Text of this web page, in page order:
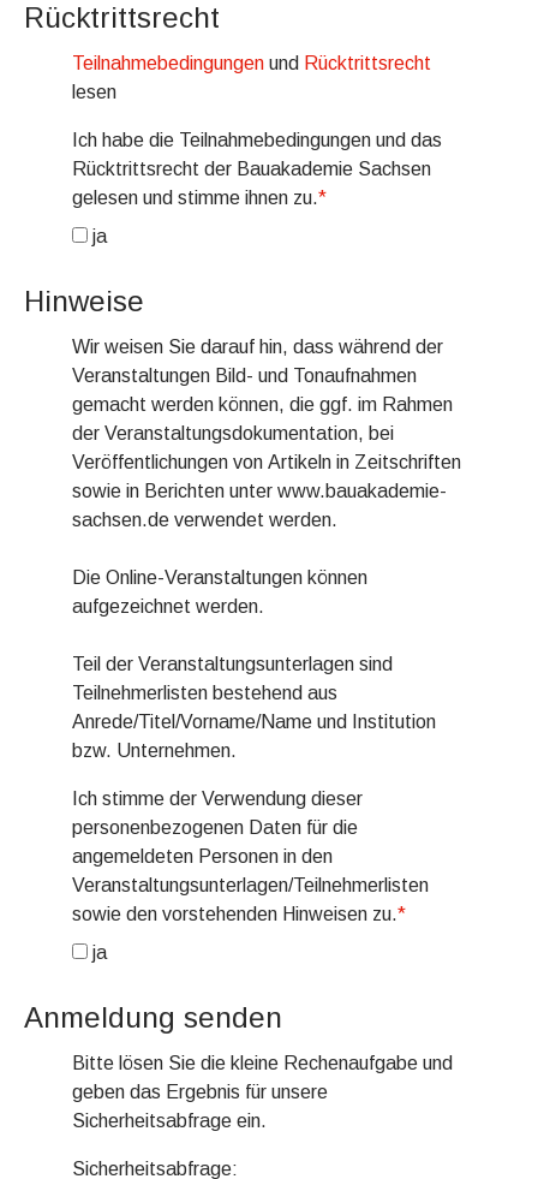
Rücktrittsrecht
Teilnahmebedingungen und Rücktrittsrecht
lesen
Ich habe die Teilnahmebedingungen und das
Rücktrittsrecht der Bauakademie Sachsen
gelesen und stimme ihnen zu.*
ja
Hinweise
Wir weisen Sie darauf hin, dass während der
Veranstaltungen Bild- und Tonaufnahmen
gemacht werden können, die ggf. im Rahmen
der Veranstaltungsdokumentation, bei
Veröffentlichungen von Artikeln in Zeitschriften
sowie in Berichten unter www.bauakademie-
sachsen.de verwendet werden.
Die Online-Veranstaltungen können
aufgezeichnet werden.
Teil der Veranstaltungsunterlagen sind
Teilnehmerlisten bestehend aus
Anrede/Titel/Vorname/Name und Institution
bzw. Unternehmen.
Ich stimme der Verwendung dieser
personenbezogenen Daten für die
angemeldeten Personen in den
Veranstaltungsunterlagen/Teilnehmerlisten
sowie den vorstehenden Hinweisen zu.*
ja
Anmeldung senden
Bitte lösen Sie die kleine Rechenaufgabe und
geben das Ergebnis für unsere
Sicherheitsabfrage ein.
Sicherheitsabfrage: